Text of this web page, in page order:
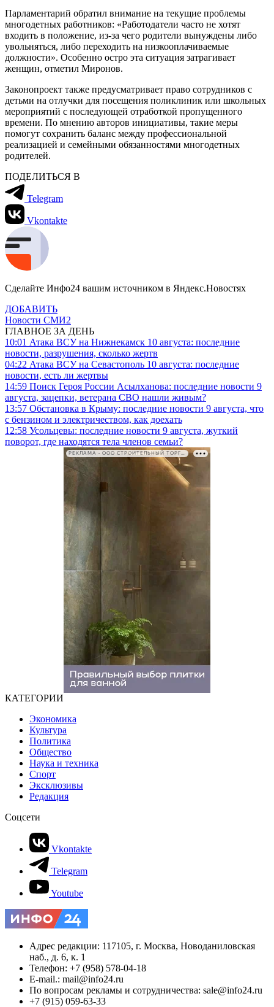
Парламентарий обратил внимание на текущие проблемы
многодетных работников: «Работодатели часто не хотят
входить в положение, из-за чего родители вынуждены либо
увольняться, либо переходить на низкооплачиваемые
должности». Особенно остро эта ситуация затрагивает
женщин, отметил Миронов.
Законопроект также предусматривает право сотрудников с
детьми на отлучки для посещения поликлиник или школьных
мероприятий с последующей отработкой пропущенного
времени. По мнению авторов инициативы, такие меры
помогут сохранить баланс между профессиональной
реализацией и семейными обязанностями многодетных
родителей.
ПОДЕЛИТЬСЯ В
Telegram
Vkontakte
Сделайте Инфо24 вашим источником в Яндекс.Новостях
ДОБАВИТЬ
Новости СМИ2
ГЛАВНОЕ ЗА ДЕНЬ
10:01 Атака ВСУ на Нижнекамск 10 августа: последние
новости, разрушения, сколько жертв
04:22 Атака ВСУ на Севастополь 10 августа: последние
новости, есть ли жертвы
14:59 Поиск Героя России Асылханова: последние новости 9
августа, зацепки, ветерана СВО нашли живым?
13:57 Обстановка в Крыму: последние новости 9 августа, что
с бензином и электричеством, как доехать
12:58 Усольцевы: последние новости 9 августа, жуткий
поворот, где находятся тела членов семьи?
РЕКЛАМА • ООО СТРОИТЕЛЬНЫЙ ТОРГОВЫЙ ДОМ «ПЕТРОВИЧ». ИНН: 7802348846
КАТЕГОРИИ
Экономика
Культура
Политика
Общество
Наука и техника
Спорт
Эксклюзивы
Редакция
Соцсети
Vkontakte
Telegram
Youtube
Адрес редакции: 117105, г. Москва, Новоданиловская
наб., д. 6, к. 1
Телефон: +7 (958) 578-04-18
E-mail.: mail@info24.ru
По вопросам рекламы и сотрудничества: sale@info24.ru
+7 (915) 059-63-33